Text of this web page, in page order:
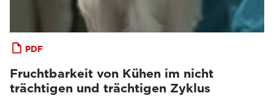
PDF
Fruchtbarkeit von Kühen im nicht
trächtigen und trächtigen Zyklus